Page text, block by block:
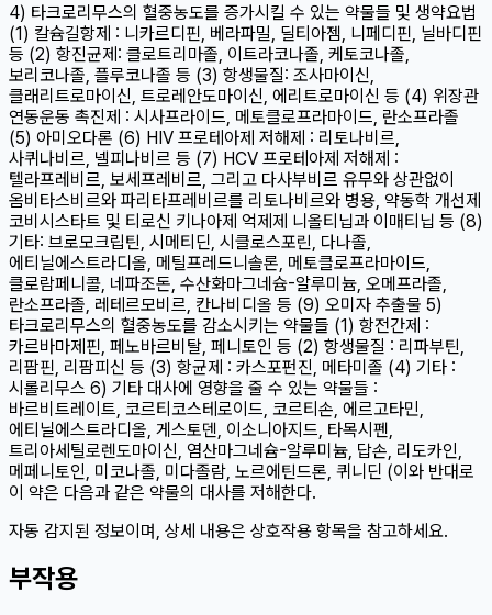
4) 타크로리무스의 혈중농도를 증가시킬 수 있는 약물들 및 생약요법
(1) 칼슘길항제 : 니카르디핀, 베라파밀, 딜티아젬, 니페디핀, 닐바디핀
등 (2) 항진균제: 클로트리마졸, 이트라코나졸, 케토코나졸,
보리코나졸, 플루코나졸 등 (3) 항생물질: 조사마이신,
클래리트로마이신, 트로레안도마이신, 에리트로마이신 등 (4) 위장관
연동운동 촉진제 : 시사프라이드, 메토클로프라마이드, 란소프라졸
(5) 아미오다론 (6) HIV 프로테아제 저해제 : 리토나비르,
사퀴나비르, 넬피나비르 등 (7) HCV 프로테아제 저해제 :
텔라프레비르, 보세프레비르, 그리고 다사부비르 유무와 상관없이
옴비타스비르와 파리타프레비르를 리토나비르와 병용, 약동학 개선제
코비시스타트 및 티로신 키나아제 억제제 니올티닙과 이매티닙 등 (8)
기타: 브로모크립틴, 시메티딘, 시클로스포린, 다나졸,
에티닐에스트라디올, 메틸프레드니솔론, 메토클로프라마이드,
클로람페니콜, 네파조돈, 수산화마그네슘-알루미늄, 오메프라졸,
란소프라졸, 레테르모비르, 칸나비디올 등 (9) 오미자 추출물 5)
타크로리무스의 혈중농도를 감소시키는 약물들 (1) 항전간제 :
카르바마제핀, 페노바르비탈, 페니토인 등 (2) 항생물질 : 리파부틴,
리팜핀, 리팜피신 등 (3) 항균제 : 카스포펀진, 메타미졸 (4) 기타 :
시롤리무스 6) 기타 대사에 영향을 줄 수 있는 약물들 :
바르비트레이트, 코르티코스테로이드, 코르티손, 에르고타민,
에티닐에스트라디올, 게스토덴, 이소니아지드, 타목시펜,
트리아세틸로렌도마이신, 염산마그네슘-알루미늄, 답손, 리도카인,
메페니토인, 미코나졸, 미다졸람, 노르에틴드론, 퀴니딘 (이와 반대로
이 약은 다음과 같은 약물의 대사를 저해한다.
자동 감지된 정보이며, 상세 내용은 상호작용 항목을 참고하세요.
부작용